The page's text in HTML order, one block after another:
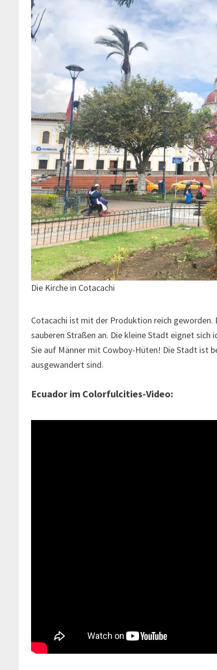
Die Kirche in Cotacachi
Cotacachi ist mit der Produktion reich
sauberen Straßen an. Die kleine Stadt eignet
Sie auf Männer mit Cowboy-Hüten! Die Stadt ist
ausgewandert sind.
Ecuador im Colorfulcities-Video: